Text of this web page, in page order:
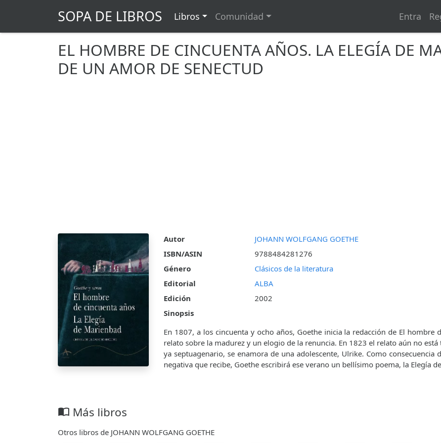
SOPA DE LIBROS Libros Comunidad Entra
EL HOMBRE DE CINCUENTA AÑOS. LA ELEGÍA DE
DE UN AMOR DE SENECTUD
Autor
JOHANN WOLFGANG GOETHE
ISBN/ASIN
9788484281276
Género
Clásicos de la literatura
Editorial
ALBA
Edición
2002
Sinopsis
En 1807, a los cincuenta y ocho años, Goethe inicia la redacción de El hombre
relato sobre la madurez y un elogio de la renuncia. En 1823 el relato aún no
ya septuagenario, se enamora de una adolescente, Ulrike. Como consecuencia
negativa que recibe, Goethe escribirá ese verano un bellísimo poema, la Elegía
import_contacts Más libros
Otros libros de JOHANN WOLFGANG GOETHE